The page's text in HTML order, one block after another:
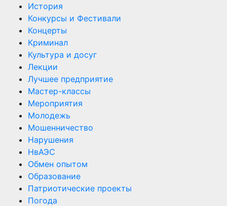
История
Конкурсы и Фестивали
Концерты
Криминал
Культура и досуг
Лекции
Лучшее предприятие
Мастер-классы
Мероприятия
Молодежь
Мошенничество
Нарушения
НвАЭС
Обмен опытом
Образование
Патриотические проекты
Погода